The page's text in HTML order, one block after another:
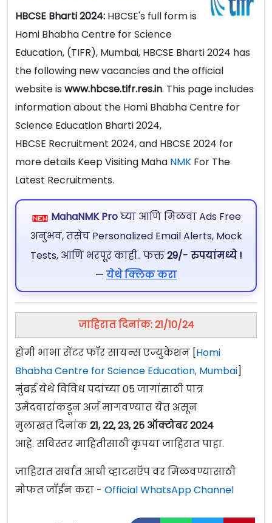
HBCSE Bharti 2024: HBCSE's full form is
Homi Bhabha Centre for Science
Education, (TIFR), Mumbai, HBCSE Bharti 2024 has
the following new vacancies and the official
website is www.hbcse.tifr.res.in. This page includes
information about the Homi Bhabha Centre for
Science Education Bharti 2024,
HBCSE Recruitment 2024, and HBCSE 2024 for
more details Keep Visiting Maha NMK For The
Latest Recruitments.
MahaNMK Proघ्या आणि मिळवा Ads Free
अनुभव, तसेच Personalized Email Alerts, Mock
Tests, आणि भरपूर काही.. फक्त29/- रुपयांमध्ये !
— येथे क्लिक करा
जाहिरात दिनांक: 21/10/24
होमी भाभा सेंटर फॉर सायन्स एज्युकेशन [Homi
Bhabha Centre for Science Education, Mumbai]
मुंबई येथे विविध पदांच्या 05 जागांसाठी पात्र
उमेदवारांकडून अर्ज मागवण्यात येत असून
मुलाखत दिनांक21, 22, 23, 25 ऑक्टोबर 2024
आहे. सविस्तर माहितीसाठी कृपया जाहिरात पाहा.
जाहिरात सर्वात आधी व्हाटसऍप वर मिळवण्यासाठी
मोफत जॉईन करा - Official WhatsApp Channel